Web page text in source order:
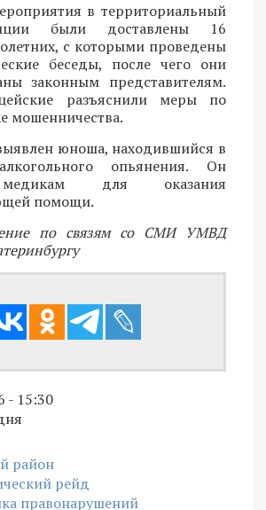
в территориальный
были доставлены 16
с которыми проведены
беседы, после чего они
законным представителям.
разъяснили меры по
мошенничества.
юноша, находившийся в
опьянения. Он
для оказания
помощи.
по связям со СМИ УМВД
- 15:30
район
рейд
правонарушений